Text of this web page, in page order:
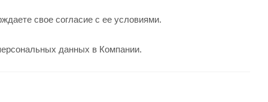
свое согласие с ее условиями.
данных в Компании.